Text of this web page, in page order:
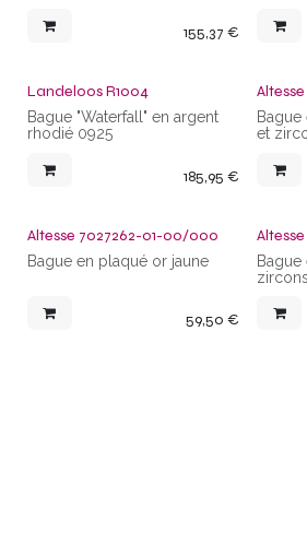
155,37 €
Landeloos R1004
Bague "Waterfall" en argent
rhodié 0925
185,95 €
et
Altesse 7027262-01-00/000
Bague en plaqué or jaune
59,50 €
zircons